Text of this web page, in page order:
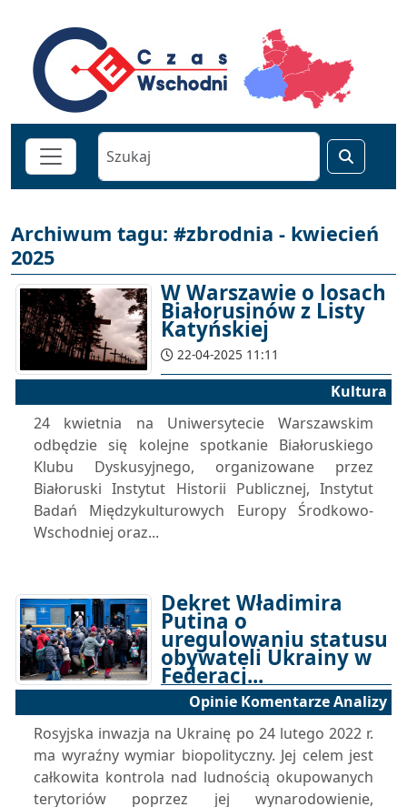
Archiwum tagu: #zbrodnia - kwiecień
2025
W Warszawie o losach
Białorusinów z Listy
Katyńskiej
22-04-2025 11:11
Kultura
24 kwietnia na Uniwersytecie Warszawskim
odbędzie się kolejne spotkanie Białoruskiego
Klubu Dyskusyjnego, organizowane przez
Białoruski Instytut Historii Publicznej, Instytut
Badań Międzykulturowych Europy Środkowo-
Wschodniej oraz...
Dekret Władimira
Putina o
uregulowaniu statusu
obywateli Ukrainy w
Federacj...
07-04-2025 17:00
Opinie Komentarze Analizy
Rosyjska inwazja na Ukrainę po 24 lutego 2022 r.
ma wyraźny wymiar biopolityczny. Jej celem jest
całkowita kontrola nad ludnością okupowanych
terytoriów poprzez jej wynarodowienie,